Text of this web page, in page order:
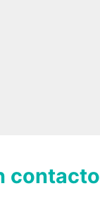
contacto